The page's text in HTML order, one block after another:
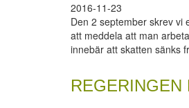
2016-11-23
Den 2 september skrev vi
att meddela att man
innebär att skatten sänks
REGERINGEN